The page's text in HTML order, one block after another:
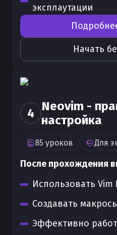
эксплаутации
Начать
4
Neovim -
настройка
85 уроков Для
После прохождения
Использовать Vim
Создавать
Эффективно